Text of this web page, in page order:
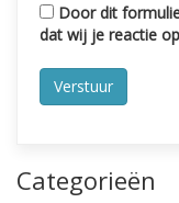
Door dit
dat wij je reactie
Categorieën